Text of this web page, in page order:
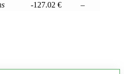
-127.02 € –